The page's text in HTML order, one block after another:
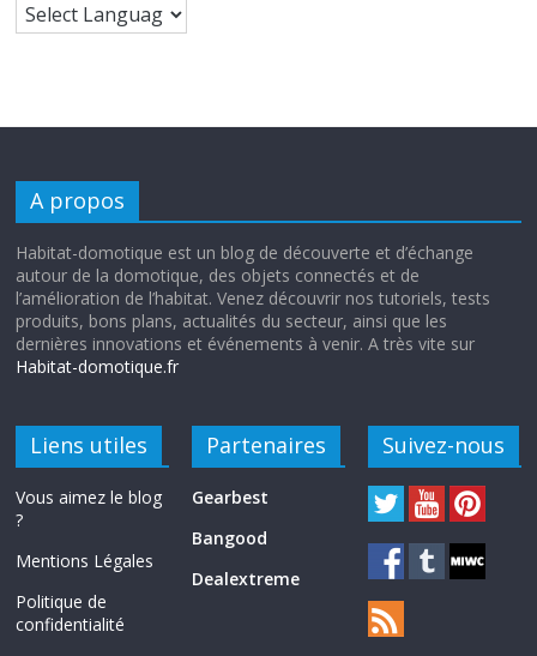
A propos
Habitat-domotique est un blog de découverte et d’échange
autour de la domotique, des objets connectés et de
l’amélioration de l’habitat. Venez découvrir nos tutoriels, tests
produits, bons plans, actualités du secteur, ainsi que les
dernières innovations et événements à venir. A très vite sur
Habitat-domotique.fr
Liens utiles
Vous aimez le blog
?
Mentions Légales
Politique de
confidentialité
Partenaires
Gearbest
Bangood
Dealextreme
Suivez-nous